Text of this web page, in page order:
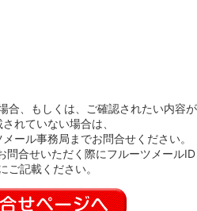
合、もしくは、ご確認されたい内容が
れていない場合は、
ール事務局までお問合せください。
問合せいただく際にフルーツメールID
ご記載ください。